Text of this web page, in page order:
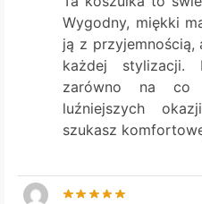
Wygodny, miękki
ją z przyjemnością,
każdej stylizacji.
zarówno na
luźniejszych
szukasz